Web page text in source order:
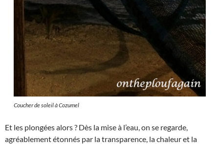
Coucher de soleil à Cozumel
Et les plongées alors ? Dès la mise à l’eau, on se regarde,
agréablement étonnés par la transparence, la chaleur et la